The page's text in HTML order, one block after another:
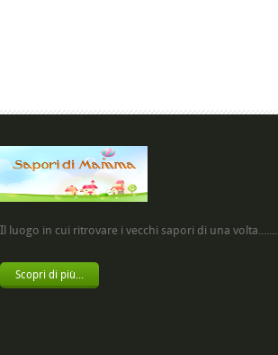
Il luogo in cui ritrovare i vecchi sapori di una volta.......
Scopri di più...